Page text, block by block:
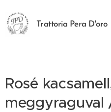
Trattoria Pera D'oro
Rosé
meggyraguval